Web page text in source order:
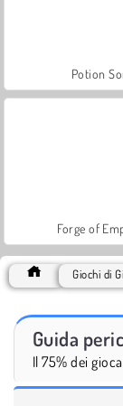
Potion
Forge of
Giochi di
Guida
Il 75% dei